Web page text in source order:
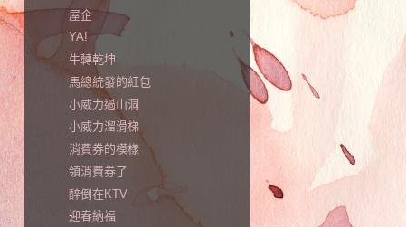
屋企
YA!
牛轉乾坤
馬總統發的紅包
小威力過山洞
小威力溜滑梯
消費券的模樣
領消費券了
醉倒在KTV
迎春納福